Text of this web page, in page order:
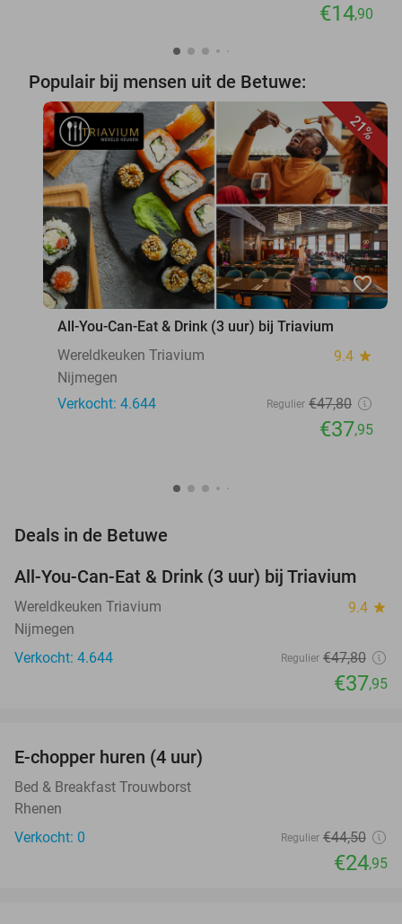
€14,90
Populair bij mensen uit de Betuwe:
21%
favorite_border
All-You-Can-Eat & Drink (3 uur) bij Triavium
Wereldkeuken Triavium
9.4 star
Nijmegen
Verkocht: 4.644
Regulier €47,80
€37,95
Deals in de Betuwe
21%
All-You-Can-Eat & Drink (3 uur) bij Triavium
Wereldkeuken Triavium 9.4 star
Nijmegen
Verkocht: 4.644
Regulier €47,80
€37,95
NEW
TODAY
E-chopper huren (4 uur)
Bed & Breakfast Trouwborst
Rhenen
Verkocht: 0
Regulier €44,50
€24,95